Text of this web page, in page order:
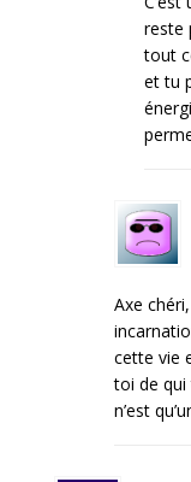
reste
tout
et tu
Axe
cette vie
toi de qui
n’est